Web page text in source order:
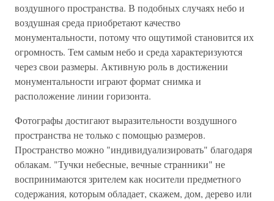
воздушного пространства. В подобных случаях небо и
воздушная среда приобретают качество
монументальности, потому что ощутимой становится их
огромность. Тем самым небо и среда характеризуются
через свои размеры. Активную роль в достижении
монументальности играют формат снимка и
расположение линии горизонта.
Фотографы достигают выразительности воздушного
пространства не только с помощью размеров.
Пространство можно "индивидуализировать" благодаря
облакам. "Тучки небесные, вечные странники" не
воспринимаются зрителем как носители предметного
содержания, которым обладает, скажем, дом, дерево или